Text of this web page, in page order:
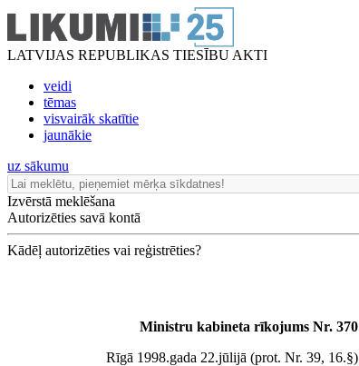
LATVIJAS REPUBLIKAS TIESĪBU AKTI
veidi
tēmas
visvairāk skatītie
jaunākie
uz sākumu
Izvērstā meklēšana
Autorizēties savā kontā
Kādēļ autorizēties vai reģistrēties?
Ministru kabineta rīkojums Nr. 370
Rīgā 1998.gada 22.jūlijā (prot. Nr. 39, 16.§)